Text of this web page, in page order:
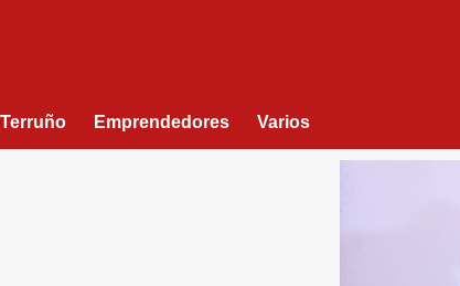
Terruño Emprendedores Varios